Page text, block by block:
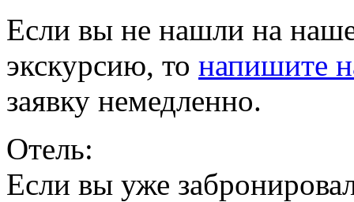
Если вы не нашли на
экскурсию, то напишите
заявку немедленно.
Отель:
Если вы уже